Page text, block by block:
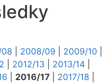
2008/09 2009/10
2012/13 2013/14
2016/17 2017/18